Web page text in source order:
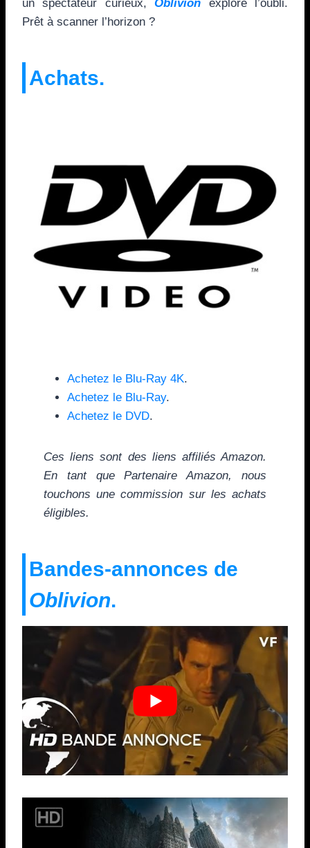
un spectateur curieux,Oblivion explore l’oubli.
Prêt à scanner l’horizon ?
Achats.
Achetez le Blu-Ray 4K.
Achetez le Blu-Ray.
Achetez le DVD.
Ces liens sont des liens affiliés Amazon.
En tant que Partenaire Amazon, nous
touchons une commission sur les achats
éligibles.
Bandes-annonces de
Oblivion.